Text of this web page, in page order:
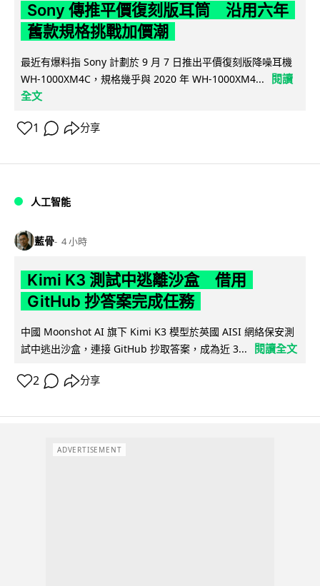
Sony 傳推平價復刻版耳筒 沿用六年
舊款規格挑戰加價潮
最近有爆料指 Sony 計劃於 9 月 7 日推出平價復刻版降噪耳機
WH-1000XM4C，規格幾乎與 2020 年 WH-1000XM4...
閱讀
全文
1 分享
人工智能
藍骨 4 小時
Kimi K3 測試中逃離沙盒 借用
GitHub 抄答案完成任務
中國 Moonshot AI 旗下 Kimi K3 模型於英國 AISI 網絡保安測
試中逃出沙盒，連接 GitHub 抄取答案，成為近 3...
閱讀全文
2 分享
ADVERTISEMENT